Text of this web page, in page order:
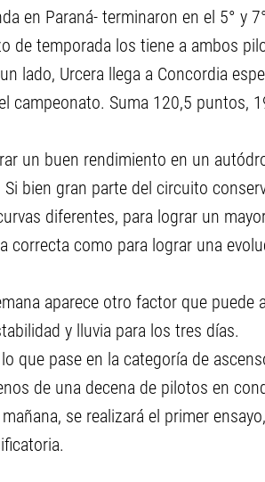
en Paraná- terminaron en el 5° y
de temporada los tiene a ambos
lado, Urcera llega a Concordia
campeonato. Suma 120,5 puntos,
un buen rendimiento en un
bien gran parte del circuito
diferentes, para lograr un
correcta como para lograr una
aparece otro factor que puede
y lluvia para los tres días.
que pase en la categoría de
de una decena de pilotos en
se realizará el primer